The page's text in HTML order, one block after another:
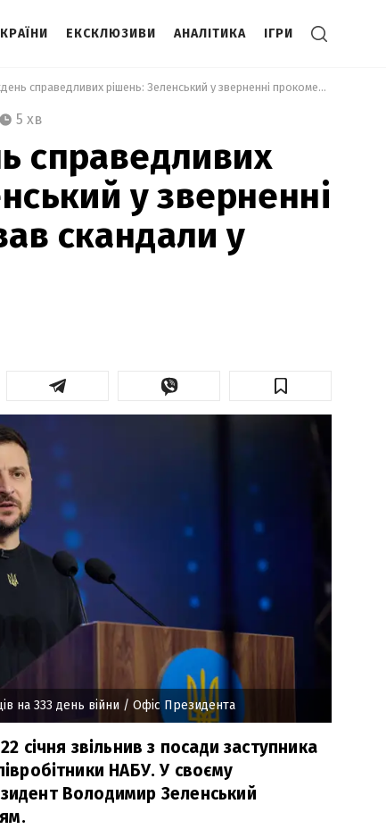
ЕКСКЛЮЗИВИ АНАЛІТИКА ІГРИ
Буде тиждень справедливих рішень: Зеленський у зверненні прокоментував скандали у владі
5 хв
справедливих
у зверненні
скандали у
на 333 день війни / Офіс Президента
січня звільнив з посади заступника
НАБУ. У своєму
Володимир Зеленський